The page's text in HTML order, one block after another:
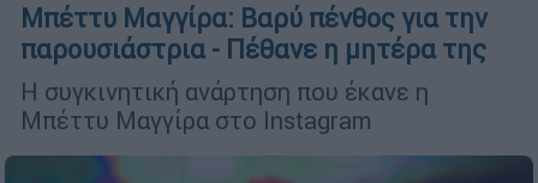
Μπέττυ Μαγγίρα: Βαρύ πένθος για την
παρουσιάστρια - Πέθανε η μητέρα της
Η συγκινητική ανάρτηση που έκανε η
Μπέττυ Μαγγίρα στο Instagram